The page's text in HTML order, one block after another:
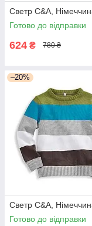
Светр С&А,
Готово до відправки
624 ₴ 780 ₴
–20%
Светр С&А,
Готово до відправки